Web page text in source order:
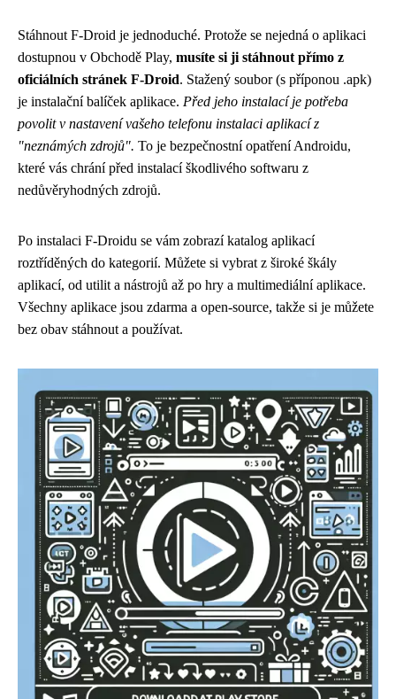
Stáhnout F-Droid je jednoduché. Protože se nejedná o aplikaci
dostupnou v Obchodě Play, musíte si ji stáhnout přímo z
oficiálních stránek F-Droid. Stažený soubor (s příponou .apk)
je instalační balíček aplikace. Před jeho instalací je potřeba
povolit v nastavení vašeho telefonu instalaci aplikací z
"neznámých zdrojů". To je bezpečnostní opatření Androidu,
které vás chrání před instalací škodlivého softwaru z
nedůvěryhodných zdrojů.
Po instalaci F-Droidu se vám zobrazí katalog aplikací
roztříděných do kategorií. Můžete si vybrat z široké škály
aplikací, od utilit a nástrojů až po hry a multimediální aplikace.
Všechny aplikace jsou zdarma a open-source, takže si je můžete
bez obav stáhnout a používat.